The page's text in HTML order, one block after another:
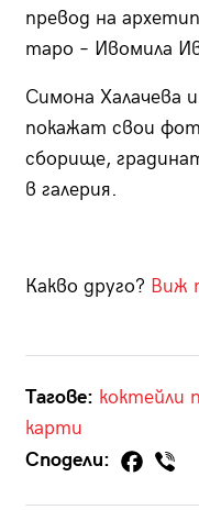
превод на
таро – Ивомила
Симона Халачева
покажат свои
сборище,
в галерия.
Какво друго? Виж
Тагове: коктейли
карти
Сподели: